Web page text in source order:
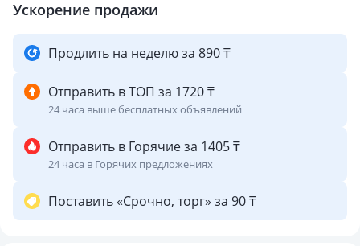
Ускорение продажи
Продлить на неделю за 890 ₸
Отправить в ТОП за 1720 ₸
24 часа выше бесплатных объявлений
Отправить в Горячие за 1405 ₸
24 часа в Горячих предложениях
Поставить «Срочно, торг» за 90 ₸